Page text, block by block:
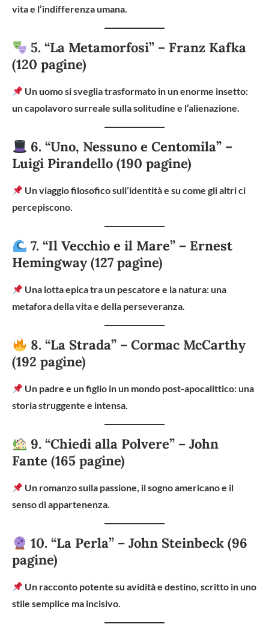
vita e l’indifferenza umana.
5. “La Metamorfosi” – Franz Kafka
(120 pagine)
Un uomo si sveglia trasformato in un enorme insetto:
un capolavoro surreale sulla solitudine e l’alienazione.
6. “Uno, Nessuno e Centomila” –
Luigi Pirandello (190 pagine)
Un viaggio filosofico sull’identità e su come gli altri ci
percepiscono.
7. “Il Vecchio e il Mare” – Ernest
Hemingway (127 pagine)
Una lotta epica tra un pescatore e la natura: una
metafora della vita e della perseveranza.
8. “La Strada” – Cormac McCarthy
(192 pagine)
Un padre e un figlio in un mondo post-apocalittico: una
storia struggente e intensa.
9. “Chiedi alla Polvere” – John
Fante (165 pagine)
Un romanzo sulla passione, il sogno americano e il
senso di appartenenza.
10. “La Perla” – John Steinbeck (96
pagine)
Un racconto potente su avidità e destino, scritto in uno
stile semplice ma incisivo.